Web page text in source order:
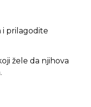
i prilagodite
žele da njihova